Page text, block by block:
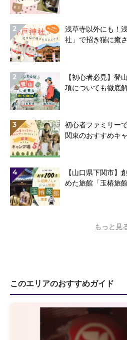
2
浅草寺以外にも！
社」で招き猫に癒
2
【初心者必見】登
項についても徹底解
3
初心者ファミリー
関東のおすすめキ
4
【山口県下関市】
めた旅館「玉椿旅
もっと見
このエリアのおすすめガイド